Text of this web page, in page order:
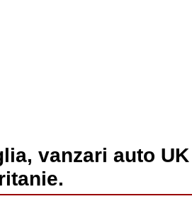
vanzari auto